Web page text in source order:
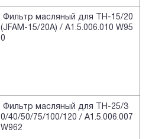
Фильтр масляный для TH-15/20
(JFAM-15/20A) / A1.5.006.010 W95
0
Фильтр масляный для TH-25/3
0/40/50/75/100/120 / A1.5.006.007
W962